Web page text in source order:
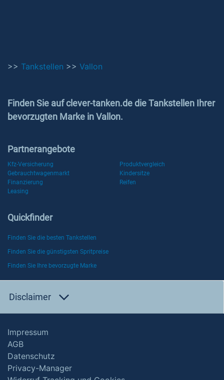
>> Tankstellen >> Vallon
Finden Sie auf clever-tanken.de die Tankstellen Ihrer
bevorzugten Marke in Vallon.
Partnerangebote
Kfz-Versicherung
Produktvergleich
Gebrauchtwagenmarkt
Kindersitze
Finanzierung
Reifen
Leasing
Quickfinder
Finden Sie die besten Tankstellen
Finden Sie die günstigsten Spritpreise
Finden Sie Ihre bevorzugte Marke
Disclaimer
Impressum
AGB
Datenschutz
Privacy-Manager